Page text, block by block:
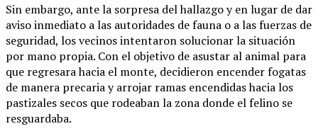
Sin embargo, ante la sorpresa del hallazgo y en lugar de dar
aviso inmediato a las autoridades de fauna o a las fuerzas de
seguridad, los vecinos intentaron solucionar la situación
por mano propia. Con el objetivo de asustar al animal para
que regresara hacia el monte, decidieron encender fogatas
de manera precaria y arrojar ramas encendidas hacia los
pastizales secos que rodeaban la zona donde el felino se
resguardaba.